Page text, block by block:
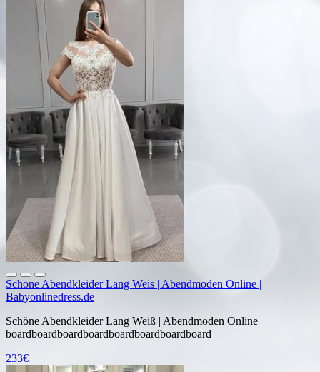
Schone Abendkleider Lang Weis | Abendmoden Online |
Babyonlinedress.de
Schöne Abendkleider Lang Weiß | Abendmoden Online
boardboardboardboardboardboardboardboard
233€